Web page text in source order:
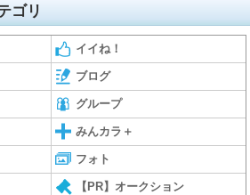
ゴリ
イイね！
ブログ
グループ
みんカラ＋
フォト
【PR】オークション